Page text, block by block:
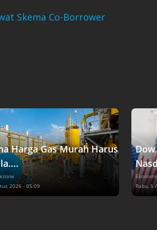
Skema Co-Borrower
Harga Gas Murah Harus
2026 - 05:09
Ekonomi
Rabu, 5